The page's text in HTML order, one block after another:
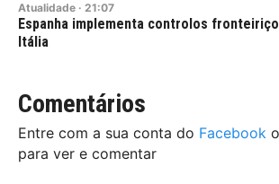
Atualidade · 21:07
Espanha implementa controlos
Itália
Comentários
Entre com a sua conta do Facebook
para ver e comentar